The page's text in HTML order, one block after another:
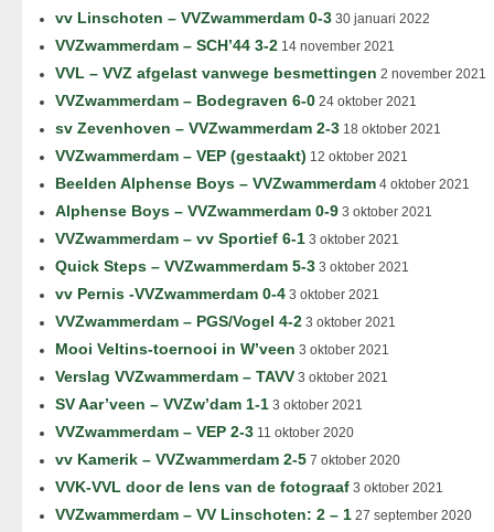
vv Linschoten – VVZwammerdam 0-3 30 januari 2022
VVZwammerdam – SCH’44 3-2 14 november 2021
VVL – VVZ afgelast vanwege besmettingen 2 november 2021
VVZwammerdam – Bodegraven 6-0 24 oktober 2021
sv Zevenhoven – VVZwammerdam 2-3 18 oktober 2021
VVZwammerdam – VEP (gestaakt) 12 oktober 2021
Beelden Alphense Boys – VVZwammerdam 4 oktober 2021
Alphense Boys – VVZwammerdam 0-9 3 oktober 2021
VVZwammerdam – vv Sportief 6-1 3 oktober 2021
Quick Steps – VVZwammerdam 5-3 3 oktober 2021
vv Pernis -VVZwammerdam 0-4 3 oktober 2021
VVZwammerdam – PGS/Vogel 4-2 3 oktober 2021
Mooi Veltins-toernooi in W’veen 3 oktober 2021
Verslag VVZwammerdam – TAVV 3 oktober 2021
SV Aar’veen – VVZw’dam 1-1 3 oktober 2021
VVZwammerdam – VEP 2-3 11 oktober 2020
vv Kamerik – VVZwammerdam 2-5 7 oktober 2020
VVK-VVL door de lens van de fotograaf 3 oktober 2021
VVZwammerdam – VV Linschoten: 2 – 1 27 september 2020